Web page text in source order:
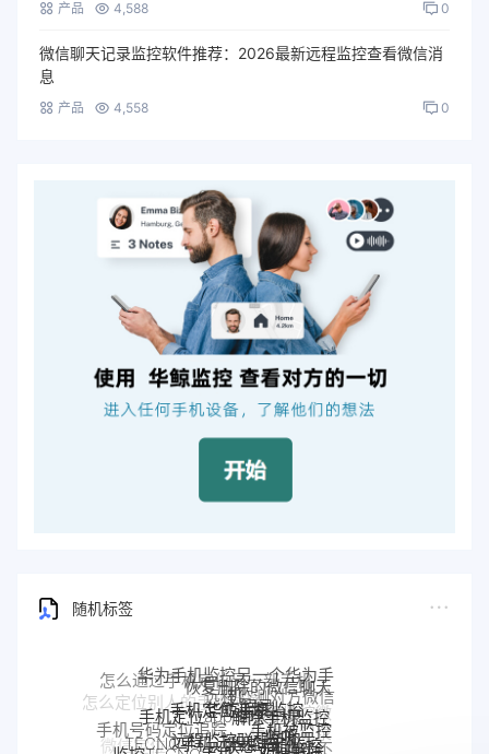
产品 4,588 0
微信聊天记录监控软件推荐：2026最新远程监控查看微信消
息
产品 4,558 0
随机标签
华为手机监控另一个华为手
机
恢复删除的微信聊天
记录
远程监测对方微信
聊天记录
手机号码定位追踪
手机定位app
手机定位追踪
华鲸手机监控
解除手机监控
监听
手机被监控
如何解除
手机是不
监控TECNO手机
TECNO手机远程监控
远程监控联想手机
联想手机监控
监控moto